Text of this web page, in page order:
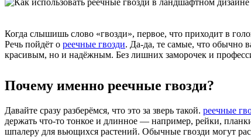
Когда слышишь слово «гвозди», первое, что приходит в
Речь пойдёт о реечные гвозди. Да-да, те самые, что обычно
красивым, но и надёжным. Без лишних заморочек и
Почему именно реечные гвозди?
Давайте сразу разберёмся, что это за зверь такой. реечные
держать что-то тонкое и длинное — например, рейки,
шпалеру для вьющихся растений. Обычные гвозди могут